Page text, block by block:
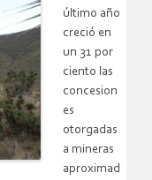
último año
creció en
un 31 por
ciento las
concesion
es
otorgadas
a mineras
aproximad